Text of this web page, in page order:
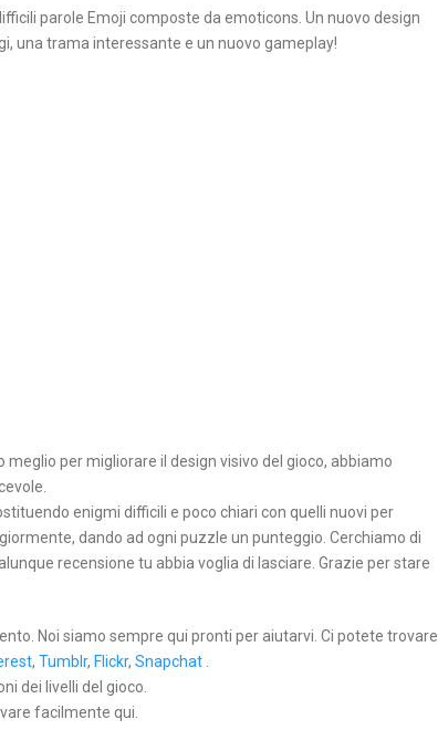
parole Emoji composte da emoticons. Un nuovo design
una trama interessante e un nuovo gameplay!
per migliorare il design visivo del gioco, abbiamo
enigmi difficili e poco chiari con quelli nuovi per
dando ad ogni puzzle un punteggio. Cerchiamo di
recensione tu abbia voglia di lasciare. Grazie per stare
Noi siamo sempre qui pronti per aiutarvi. Ci potete trovare
, Tumblr, Flickr, Snapchat
dei livelli del gioco.
facilmente qui.